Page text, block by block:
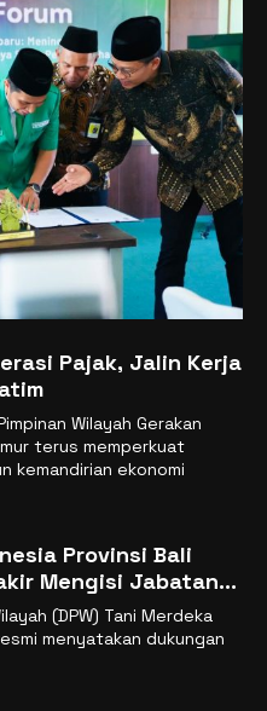
Pajak, Jalin Kerja
Wilayah Gerakan
terus memperkuat
kemandirian ekonomi
Provinsi Bali
Mengisi Jabatan
RI
(DPW) Tani Merdeka
menyatakan dukungan